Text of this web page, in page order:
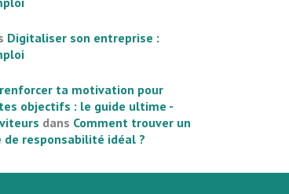
Digitaliser son entreprise :
ta motivation pour
objectifs : le guide ultime -
dans Comment trouver un
de responsabilité idéal ?